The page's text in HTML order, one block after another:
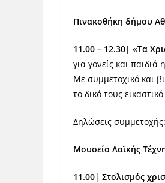
Πινακοθήκη δήμου
11.00 – 12.30| «Τα
για γονείς και
Με συμμετοχικό και
το δικό τους
Δηλώσεις
Μουσείο Λαϊκής
11.00| Στολισμός